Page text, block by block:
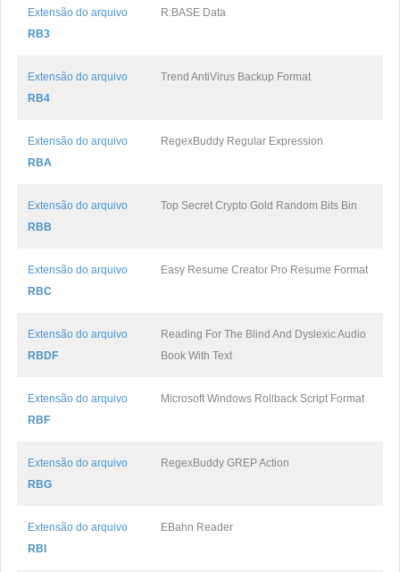
Extensão do arquivo
RB3
R:BASE Data
Extensão do arquivo
RB4
Trend AntiVirus Backup Format
Extensão do arquivo
RBA
RegexBuddy Regular Expression
Extensão do arquivo
RBB
Top Secret Crypto Gold Random Bits Bin
Extensão do arquivo
RBC
Easy Resume Creator Pro Resume Format
Extensão do arquivo
RBDF
Reading For The Blind And Dyslexic Audio
Book With Text
Extensão do arquivo
RBF
Microsoft Windows Rollback Script Format
Extensão do arquivo
RBG
RegexBuddy GREP Action
Extensão do arquivo
RBI
EBahn Reader